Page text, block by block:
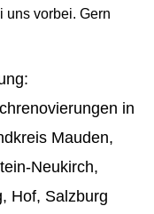
uns vorbei. Gern
in
Mauden,
Neukirch,
Hof, Salzburg